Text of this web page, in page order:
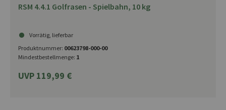
RSM 4.4.1 Golfrasen - Spielbahn, 10 kg
Vorrätig, lieferbar
Produktnummer: 00623798-000-00
Mindestbestellmenge: 1
UVP 119,99 €